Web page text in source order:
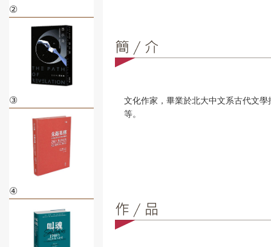
②
③
④
文化作家，畢業於北大中文系古代文
等。